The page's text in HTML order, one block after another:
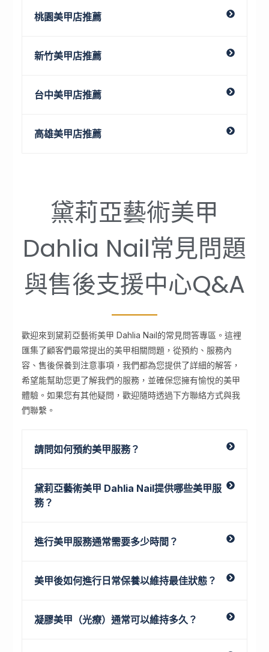
桃園美甲店推薦
新竹美甲店推薦
台中美甲店推薦
高雄美甲店推薦
黛莉亞藝術美甲
Dahlia Nail常見問題
與售後支援中心Q&A
歡迎來到黛莉亞藝術美甲 Dahlia Nail的常見問答專區。這裡
匯集了顧客們最常提出的美甲相關問題，從預約、服務內
容、售後保養到注意事項，我們都為您提供了詳細的解答，
希望能幫助您更了解我們的服務，並確保您擁有愉悅的美甲
體驗。如果您有其他疑問，歡迎隨時透過下方聯絡方式與我
們聯繫。
請問如何預約美甲服務？
黛莉亞藝術美甲 Dahlia Nail提供哪些美甲服
務？
進行美甲服務通常需要多少時間？
美甲後如何進行日常保養以維持最佳狀態？
凝膠美甲（光療）通常可以維持多久？